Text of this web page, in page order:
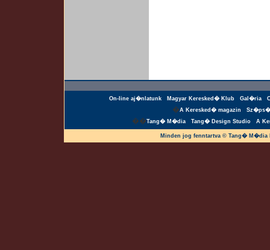
On-line aj�nlatunk Magyar Keresked� Klub Gal�ria
�A Keresked� magazin
��Tang� M�dia Tang� Design Studio A
Minden jog fenntartva © Tang�